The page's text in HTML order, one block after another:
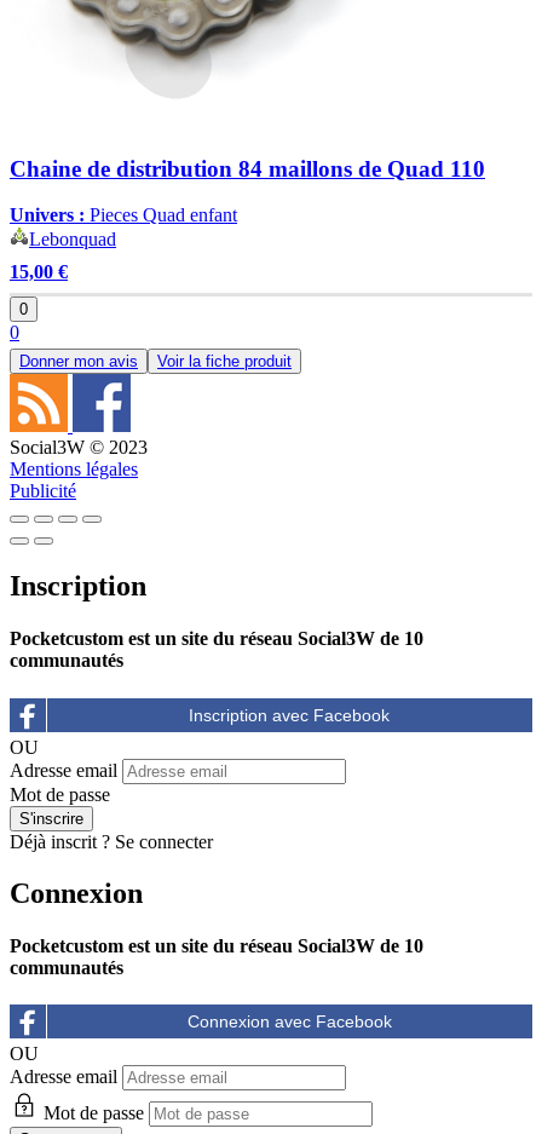
Chaine de distribution 84 maillons de Quad 110
Univers : Pieces Quad enfant
Lebonquad
15,00 €
0
0
Donner mon avis Voir la fiche produit
Social3W © 2023
Mentions légales
Publicité
Inscription
Pocketcustom est un site du réseau Social3W de 10
communautés
OU
Adresse email
Mot de passe
Déjà inscrit ? Se connecter
Connexion
Pocketcustom est un site du réseau Social3W de 10
communautés
OU
Adresse email
Mot de passe